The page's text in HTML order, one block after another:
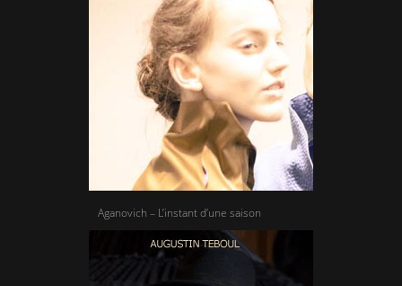
Aganovich – L’instant d’une saison